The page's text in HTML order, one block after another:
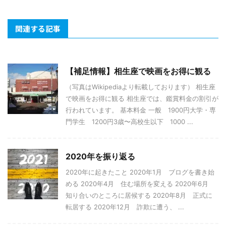
関連する記事
【補足情報】相生座で映画をお得に観る
（写真はWikipediaより転載しております） 相生座
で映画をお得に観る 相生座では、鑑賞料金の割引が
行われています。 基本料金 一般 1900円大学・専
門学生 1200円3歳〜高校生以下 1000 ...
2020年を振り返る
2020年に起きたこと 2020年1月 ブログを書き始
める 2020年4月 住む場所を変える 2020年6月
知り合いのところに居候する 2020年8月 正式に
転居する 2020年12月 詐欺に遭う、 ...